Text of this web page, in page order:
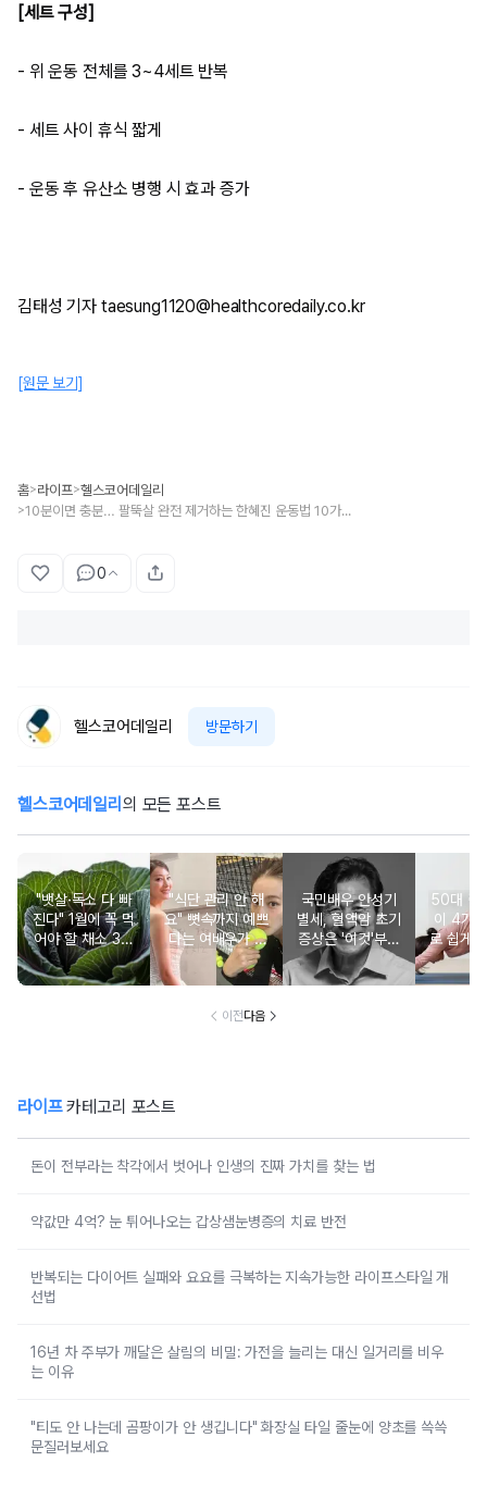
[세트 구성]
- 위 운동 전체를 3~4세트 반복
- 세트 사이 휴식 짧게
- 운동 후 유산소 병행 시 효과 증가
김태성 기자 taesung1120@healthcoredaily.co.kr
[원문 보기]
홈>라이프>헬스코어데일리
> 10분이면 충분… 팔뚝살 완전 제거하는 한혜진 운동법 10가지
0
헬스코어데일리 방문하기
헬스코어데일리 의 모든 포스트
"뱃살·독소 다 빠
진다" 1월에 꼭 먹
어야 할 채소 3위
당근, 2위 비트, 1
위는?
"식단 관리 안 해
요" 뼛속까지 예쁘
다는 여배우가 4
년째 유지 중인 운
동법
국민배우 안성기
별세, 혈액암 초기
증상은 '이것'부터
시작됩니다
50대 중
이 4가
로 쉽게
세
이전다음
라이프카테고리 포스트
돈이 전부라는 착각에서 벗어나 인생의 진짜 가치를 찾는 법
약값만 4억? 눈 튀어나오는 갑상샘눈병증의 치료 반전
반복되는 다이어트 실패와 요요를 극복하는 지속가능한 라이프스타일 개
선법
16년 차 주부가 깨달은 살림의 비밀: 가전을 늘리는 대신 일거리를 비우
는 이유
"티도 안 나는데 곰팡이가 안 생깁니다" 화장실 타일 줄눈에 양초를 쓱쓱
문질러보세요